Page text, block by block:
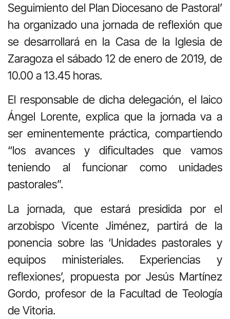
Seguimiento del Plan Diocesano de Pastoral’
ha organizado una jornada de reflexión que
se desarrollará en la Casa de la Iglesia de
Zaragoza el sábado 12 de enero de 2019, de
10.00 a 13.45 horas.
El responsable de dicha delegación, el laico
Ángel Lorente, explica que la jornada va a
ser eminentemente práctica, compartiendo
“los avances y dificultades que vamos
teniendo al funcionar como unidades
pastorales”.
La jornada, que estará presidida por el
arzobispo Vicente Jiménez, partirá de la
ponencia sobre las ‘Unidades pastorales y
equipos ministeriales. Experiencias y
reflexiones’, propuesta por Jesús Martínez
Gordo, profesor de la Facultad de Teología
de Vitoria.